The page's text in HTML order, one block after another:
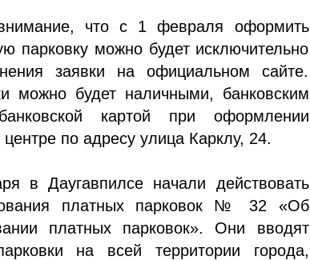
что с 1 февраля оформить
парковку можно будет исключительно
заявки на официальном сайте.
можно будет наличными, банковским
картой при оформлении
по адресу улица Карклу, 24.
в Даугавпилсе начали действовать
платных парковок № 32 «Об
платных парковок». Они вводят
на всей территории города,